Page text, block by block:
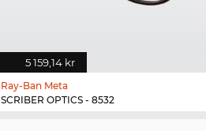
5 159,14 kr
Ray-Ban Meta
SCRIBER OPTICS - 8532